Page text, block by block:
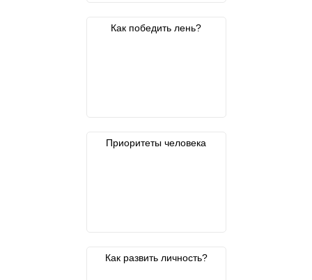
Как победить лень?
Приоритеты человека
Как развить личность?